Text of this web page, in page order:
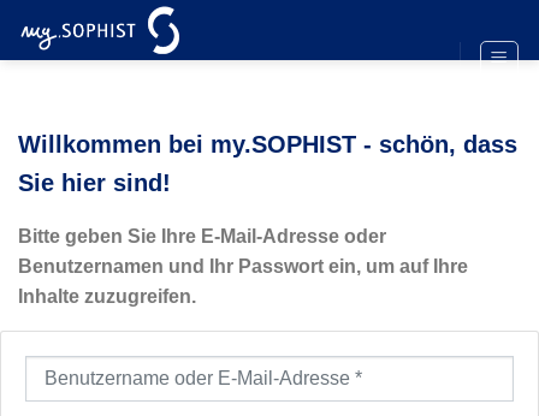
Inhalt
Willkommen bei my.SOPHIST - schön, dass
Sie hier sind!
Bitte geben Sie Ihre E-Mail-Adresse oder
Benutzernamen und Ihr Passwort ein, um auf Ihre
Inhalte zuzugreifen.
Benutzername oder E-Mail-Adresse